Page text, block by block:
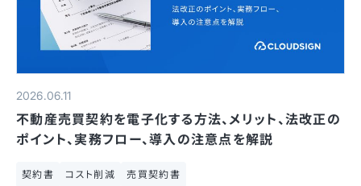
2026.06.11
不動産売買契約を電子化する方法、メリット、法改正の
ポイント、実務フロー、導入の注意点を解説
契約書 コスト削減 売買契約書